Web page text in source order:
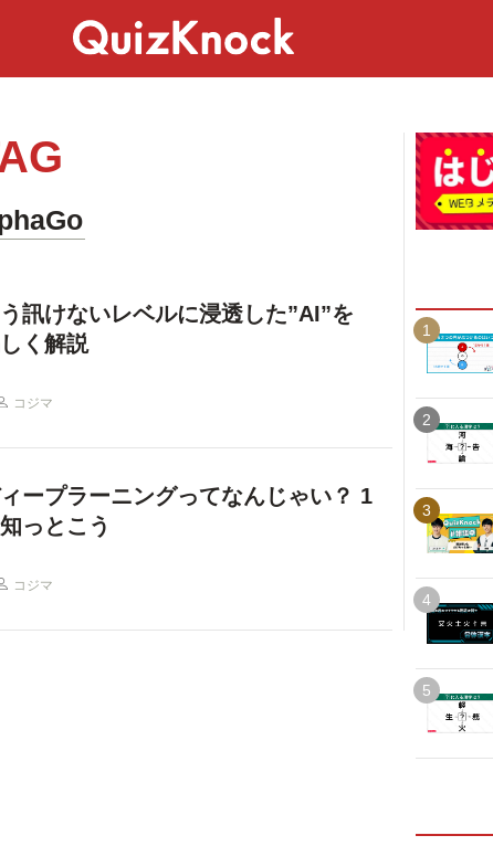
訊けないレベルに浸透した”AI”を
く解説
コジマ
ープラーニングってなんじゃい？ 1
っとこう
コジマ
1
2
3
4
5